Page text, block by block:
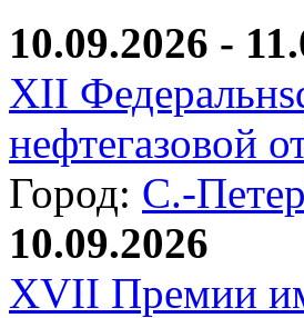
10.09.2026 -
XII
нефтегазовой
Город: С.-
10.09.2026
XVII Премии